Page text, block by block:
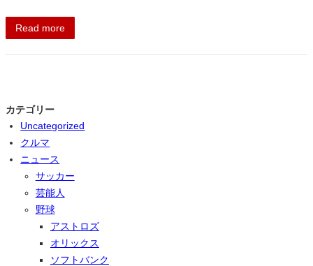
Read more
カテゴリー
Uncategorized
クルマ
ニュース
サッカー
芸能人
野球
アストロズ
オリックス
ソフトバンク